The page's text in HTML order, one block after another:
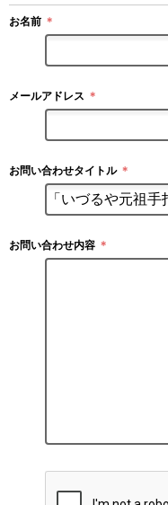
お名前 ＊
メールアドレス ＊
お問い合わせタイトル ＊
お問い合わせ内容 ＊